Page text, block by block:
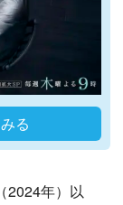
る
2024年）以